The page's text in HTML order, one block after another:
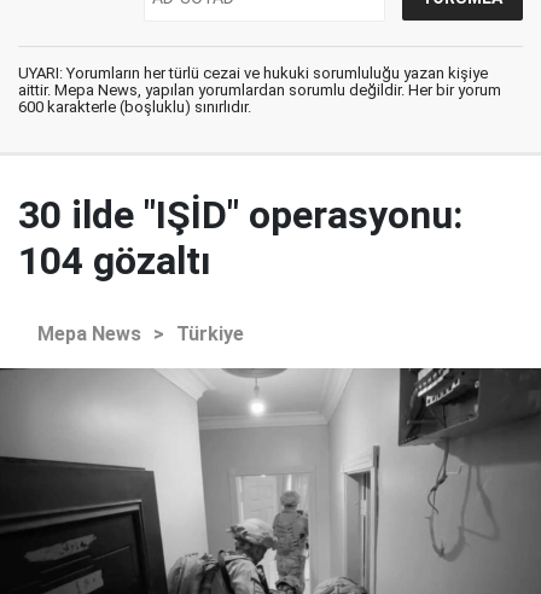
UYARI: Yorumların her türlü cezai ve hukuki sorumluluğu yazan kişiye
aittir. Mepa News, yapılan yorumlardan sorumlu değildir. Her bir yorum
600 karakterle (boşluklu) sınırlıdır.
30 ilde "IŞİD" operasyonu:
104 gözaltı
Mepa News > Türkiye